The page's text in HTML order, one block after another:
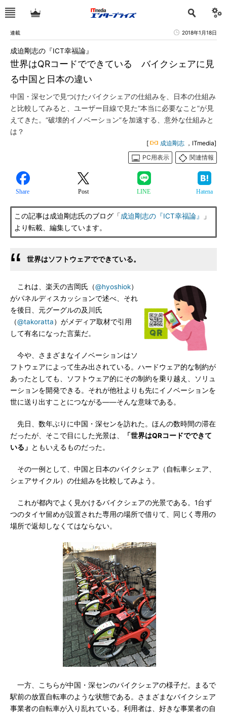
連載 2018年1月18日
世界はQRコードでできている バイクシェアに見
る中国と日本の違い
成迫剛志の『ICT幸福論』
中国・深センで見つけたバイクシェアの仕組みを、日本の仕組み
と比較してみると、ユーザー目線で見た“本当に必要なこと”が見
えてきた。“破壊的イノベーション”を加速する、意外な仕組みと
は？
[ 成迫剛志 ，ITmedia]
PC用表示
関連情報
Share Post LINE Hatena
この記事は成迫剛志氏のブログ「成迫剛志の『ICT幸福論』
」
より転載、編集しています。
世界はソフトウェアでできている。
これは、楽天の吉岡氏（@hyoshiok）
がパネルディスカッションで述べ、それ
を後日、元グーグルの及川氏
（@takoratta）がメディア取材で引用
して有名になった言葉だ。
今や、さまざまなイノベーションはソ
フトウェアによって生み出されている。ハードウェア的な制約が
あったとしても、ソフトウェア的にその制約を乗り越え、ソリュ
ーションを開発できる。それが他社よりも先にイノベーションを
世に送り出すことにつながる――そんな意味である。
先日、数年ぶりに中国・深センを訪れた。ほんの数時間の滞在
だったが、そこで目にした光景は、
「世界はQRコードでできて
いる」 ともいえるものだった。
その一例として、中国と日本のバイクシェア（自転車シェア、
シェアサイクル）の仕組みを比較してみよう。
これが都内でよく見かけるバイクシェアの光景である。1台ず
つのタイヤ留めが設置された専用の場所で借りて、同じく専用の
場所で返却しなくてはならない。
一方、こちらが中国・深センのバイクシェアの様子だ。まるで
駅前の放置自転車のような状態である。さまざまなバイクシェア
事業者の自転車が入り乱れている。利用者は、好きな事業者の自